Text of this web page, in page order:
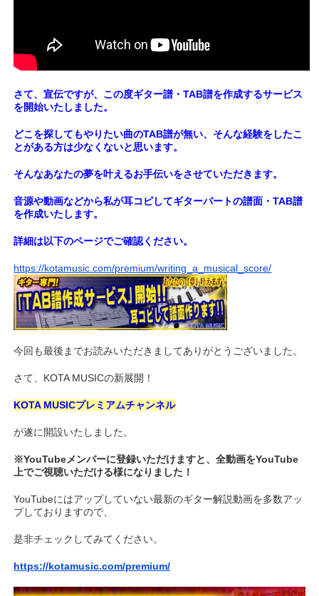
さて、宣伝ですが、この度ギター譜・TAB譜を作成するサービス
を開始いたしました。
どこを探してもやりたい曲のTAB譜が無い、そんな経験をしたこ
とがある方は少なくないと思います。
そんなあなたの夢を叶えるお手伝いをさせていただきます。
音源や動画などから私が耳コピしてギターパートの譜面・TAB譜
を作成いたします。
詳細は以下のページでご確認ください。
https://kotamusic.com/premium/writing_a_musical_score/
今回も最後までお読みいただきましてありがとうございました。
さて、KOTA MUSICの新展開！
KOTA MUSICプレミアムチャンネル
が遂に開設いたしました。
※YouTubeメンバーに登録いただけますと、全動画をYouTube
上でご視聴いただける様になりました！
YouTubeにはアップしていない最新のギター解説動画を多数アッ
プしておりますので、
是非チェックしてみてください。
https://kotamusic.com/premium/